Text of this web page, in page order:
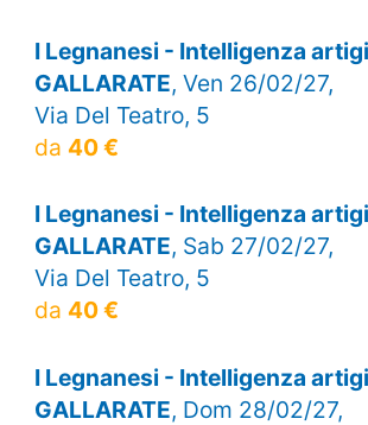
I Legnanesi - Intelligenza
GALLARATE, Ven 26/02/27,
Via Del Teatro, 5
da 40 €
I Legnanesi - Intelligenza
GALLARATE, Sab 27/02/27,
Via Del Teatro, 5
da 40 €
I Legnanesi - Intelligenza
GALLARATE, Dom 28/02/27,